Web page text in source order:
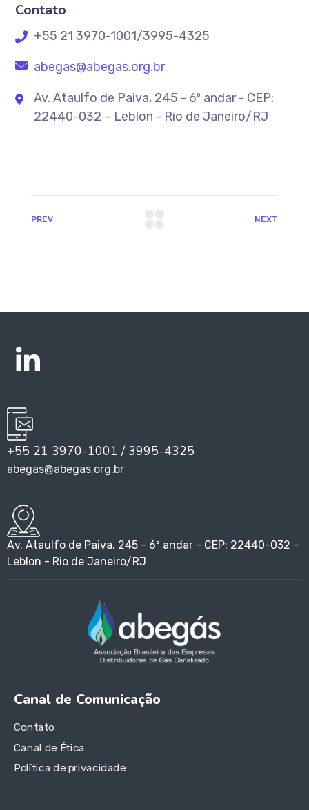
Contato
+55 21 3970-1001/3995-4325
abegas@abegas.org.br
Av. Ataulfo de Paiva, 245 - 6º andar - CEP:
22440-032 – Leblon - Rio de Janeiro/RJ
PREV NEXT
+55 21 3970-1001 / 3995-4325
abegas@abegas.org.br
Av. Ataulfo de Paiva, 245 - 6º andar - CEP: 22440-032 –
Leblon - Rio de Janeiro/RJ
Canal de Comunicação
Contato
Canal de Ética
Política de privacidade